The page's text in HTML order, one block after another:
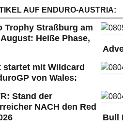
AUF ENDURO-AUSTRIA:
Trophy Straßburg am
August: Heiße Phase,
startet mit Wildcard
von Wales:
Stand der
NACH den Red
Bull